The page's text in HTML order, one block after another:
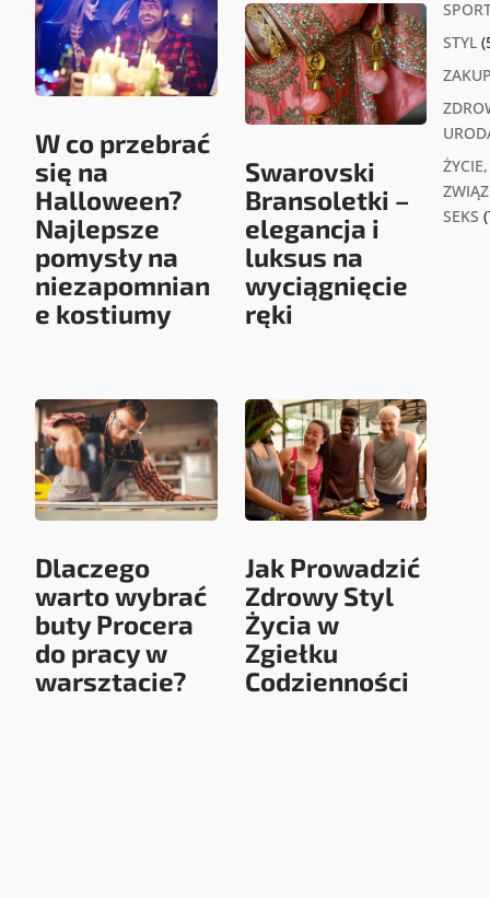
W co przebrać
się na
Halloween?
Najlepsze
pomysły na
niezapomnian
e kostiumy
Dlaczego
warto wybrać
buty Procera
do pracy w
warsztacie?
Swarovski
Bransoletki –
elegancja i
luksus na
wyciągnięcie
ręki
Jak Prowadzić
Zdrowy Styl
Życia w
Zgiełku
Codzienności
STYL
ŻYCIE,
SEKS